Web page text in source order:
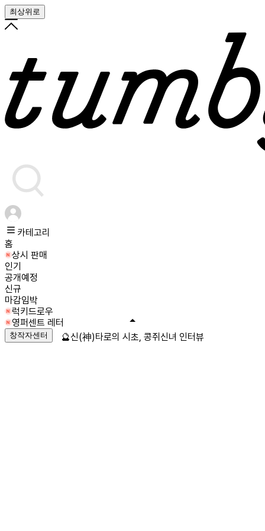
최상위로
카테고리
홈
상시 판매
인기
공개예정
신규
마감임박
럭키드로우
영퍼센트 레터
창작자센터 🔮신(神)타로의 시초, 콩쥐신녀 인터뷰